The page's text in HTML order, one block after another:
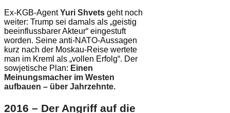
Ex-KGB-AgentYuri Shvets geht noch
weiter: Trump sei damals als „geistig
beeinflussbarer Akteur“ eingestuft
worden. Seine anti-NATO-Aussagen
kurz nach der Moskau-Reise wertete
man im Kreml als „vollen Erfolg“. Der
sowjetische Plan: Einen
Meinungsmacher im Westen
aufbauen – über Jahrzehnte.
2016 – Der Angriff auf die